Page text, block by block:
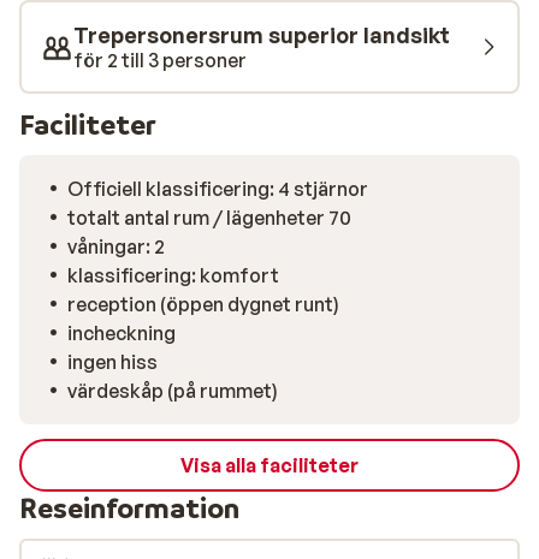
baren med tropiska drinkar med utsikt över havet
medan solen går ner. Hotellets bufférestaurang
köket men också välkända internationella rätter.
Trepersonersrum superior landsikt
för 2 till 3 personer
Faciliteter
Officiell klassificering: 4 stjärnor
totalt antal rum / lägenheter 70
våningar: 2
klassificering: komfort
reception (öppen dygnet runt)
incheckning
ingen hiss
värdeskåp (på rummet)
Visa alla faciliteter
Reseinformation